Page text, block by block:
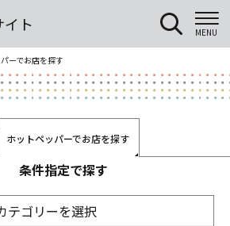
ト MENU
ーでお店を探す
ホットペッパーでお店を探す
条件指定で探す
テゴリーを選択